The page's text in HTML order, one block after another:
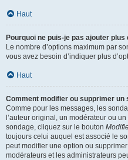
Haut
Pourquoi ne puis-je pas ajouter plus
Le nombre d’options maximum par
vous avez besoin d’indiquer plus
Haut
Comment modifier ou supprimer un
Comme pour les messages, les
l’auteur original, un modérateur ou
sondage, cliquez sur le bouton
toujours celui auquel est associé le
peut modifier une option ou
modérateurs et les administrateurs